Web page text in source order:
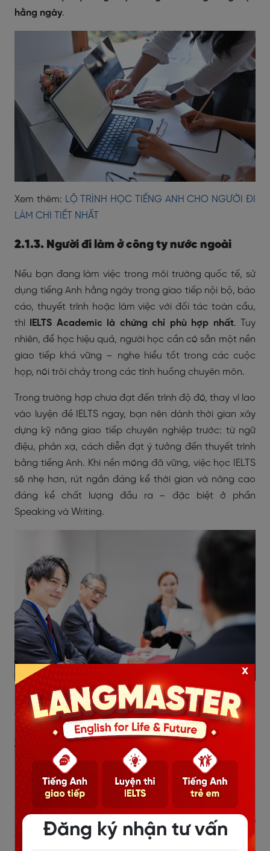
hằng ngày.
Xem thêm: LỘ TRÌNH HỌC TIẾNG ANH CHO NGƯỜI ĐI
LÀM CHI TIẾT NHẤT
2.1.3. Người đi làm ở công ty nước ngoài
Nếu bạn đang làm việc trong môi trường quốc tế, sử
dụng tiếng Anh hằng ngày trong giao tiếp nội bộ, báo
cáo, thuyết trình hoặc làm việc với đối tác toàn cầu,
thì
IELTS Academic là chứng chỉ phù hợp nhất. Tuy
nhiên, để học hiệu quả, người học cần có sẵn một nền
giao tiếp khá vững – nghe hiểu tốt trong các cuộc
họp, nói trôi chảy trong các tình huống chuyên môn.
Trong trường hợp chưa đạt đến trình độ đó, thay vì lao
vào luyện đề IELTS ngay, bạn nên dành thời gian xây
dựng kỹ năng giao tiếp chuyên nghiệp trước: từ ngữ
điệu, phản xạ, cách diễn đạt ý tưởng đến thuyết trình
bằng tiếng Anh. Khi nền móng đã vững, việc học IELTS
sẽ nhẹ hơn, rút ngắn đáng kể thời gian và nâng cao
đáng kể chất lượng đầu ra – đặc biệt ở phần
Speaking và Writing.
Xem thêm:VÌ SAO NGƯỜI ĐI LÀM Ở NƯỚC NGOÀI
CẦN GIAO TIẾP TIẾNG ANH TỐT?
2.1.4. Người làm tự do
Làm việc tự do đang là xu hướng phổ biến với nhiều
ngành nghề như thiết kế, viết nội dung, lập trình, giảng
dạy online, marketing, phiên dịch hay tư vấn chuyên
môn. Ở một số lĩnh vực như phiên dịch, giáo viên dạy
tiếng Anh hay viết nội dung tiếng Anh, người làm việc
Đăng ký nhận tư vấn
x